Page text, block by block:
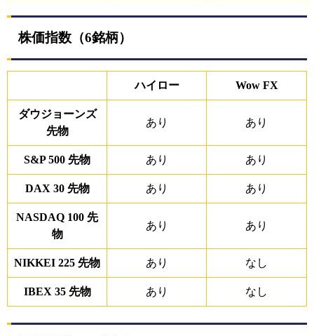
株価指数（6銘柄）
ハイロー Wow FX
ダウジョーンズ
先物
あり あり
S&P 500 先物 あり あり
DAX 30 先物 あり あり
NASDAQ 100 先
物
あり あり
NIKKEI 225 先物 あり なし
IBEX 35 先物 あり なし